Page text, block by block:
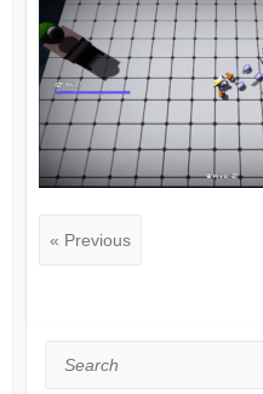
« Previous
Search